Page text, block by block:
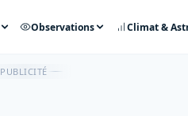
Observations Climat &
PUBLICITÉ